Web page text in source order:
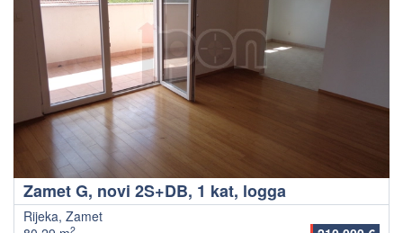
Zamet G, novi 2S+DB, 1 kat, logga
Rijeka, Zamet
2